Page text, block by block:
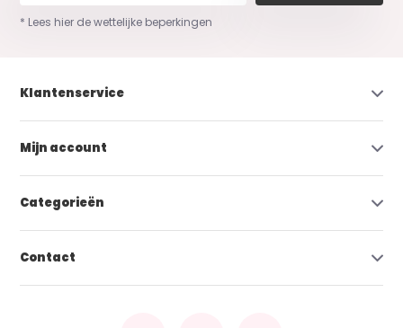
* Lees hier de wettelijke beperkingen
Klantenservice
Mijn account
Categorieën
Contact